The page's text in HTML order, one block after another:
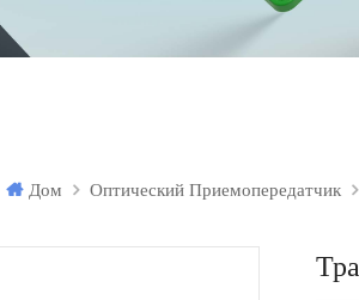
Дом Оптический Приемопередатчик